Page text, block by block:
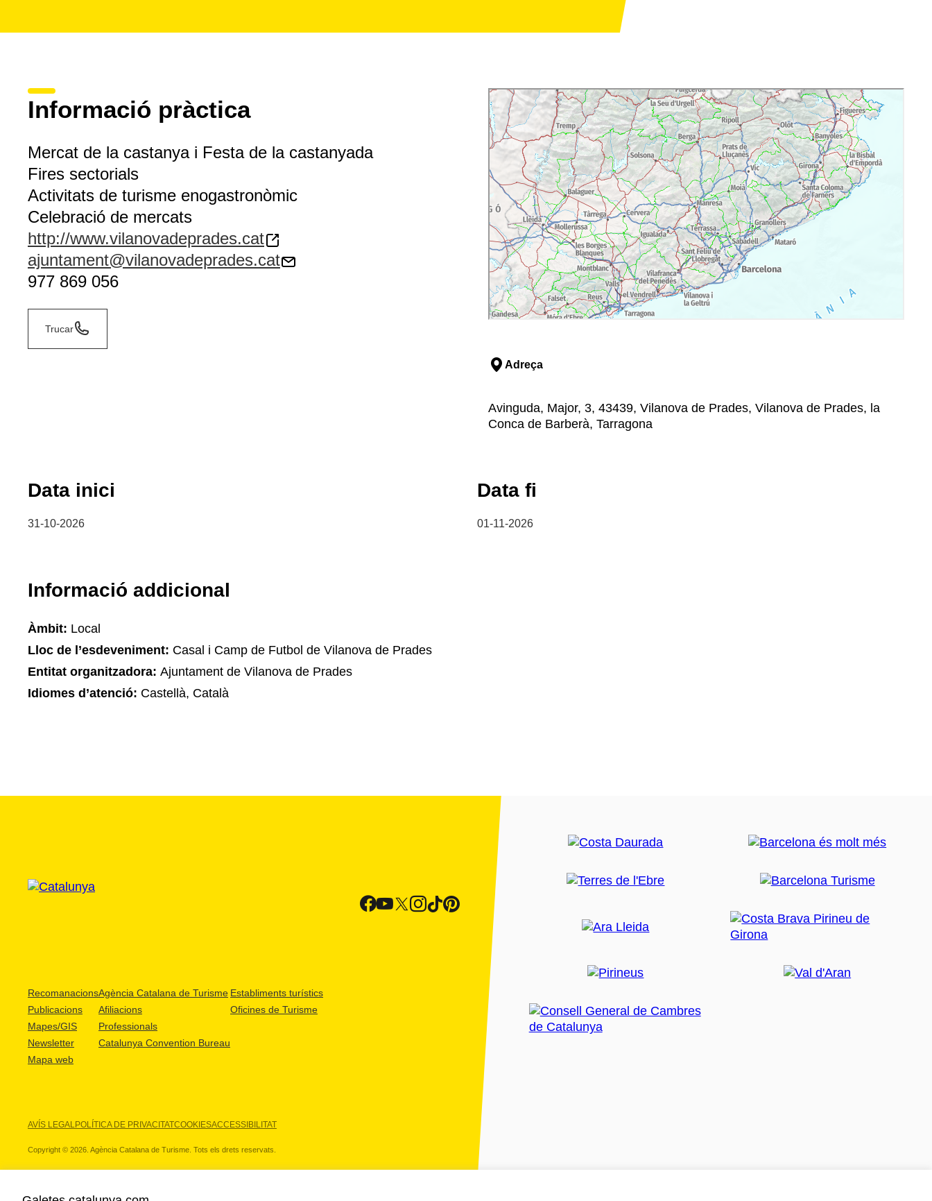
Informació pràctica
Mercat de la castanya i Festa de la castanyada
Fires sectorials
Activitats de turisme enogastronòmic
Celebració de mercats
http://www.vilanovadeprades.cat
ajuntament@vilanovadeprades.cat
977 869 056
Trucar
Adreça
Avinguda, Major, 3, 43439, Vilanova de Prades, Vilanova de Prades, la
Conca de Barberà, Tarragona
Data inici
31-10-2026
Data fi
01-11-2026
Informació addicional
Àmbit: Local
Lloc de l’esdeveniment: Casal i Camp de Futbol de Vilanova de Prades
Entitat organitzadora: Ajuntament de Vilanova de Prades
Idiomes d’atenció: Castellà, Català
Recomanacions
Publicacions
Mapes/GIS
Newsletter
Mapa web
Agència Catalana de Turisme
Afiliacions
Professionals
Catalunya Convention Bureau
Establiments turístics
Oficines de Turisme
AVÍS LEGALPOLÍTICA DE PRIVACITATCOOKIESACCESSIBILITAT
Copyright © 2026. Agència Catalana de Turisme. Tots els drets reservats.